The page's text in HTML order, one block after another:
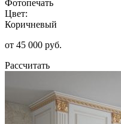
Фотопечать
Цвет:
Коричневый
от 45 000 руб.
Рассчитать